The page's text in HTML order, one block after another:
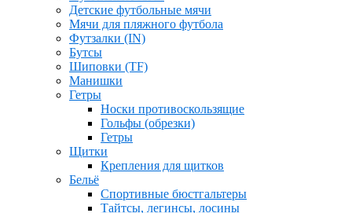
Детские футбольные мячи
Мячи для пляжного футбола
Футзалки (IN)
Бутсы
Шиповки (TF)
Манишки
Гетры
Носки противоскользящие
Гольфы (обрезки)
Гетры
Щитки
Крепления для щитков
Бельё
Спортивные бюстгальтеры
Тайтсы, легинсы, лосины